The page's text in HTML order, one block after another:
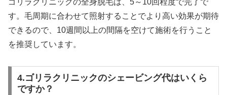
ゴリラクリニックの全身脱毛は、5～10回程度で完了で
す。毛周期に合わせて照射することでより高い効果が期待
できるので、10週間以上の間隔を空けて施術を行うこと
を推奨しています。
4.ゴリラクリニックのシェービング代はいくら
ですか？